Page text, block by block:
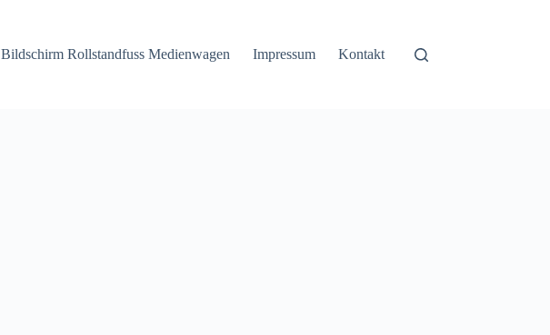
Bildschirm Rollstandfuss Medienwagen Impressum Kontakt